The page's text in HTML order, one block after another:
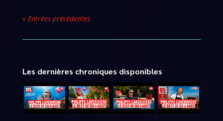
« Entrées précédentes
Les dernières chroniques disponibles